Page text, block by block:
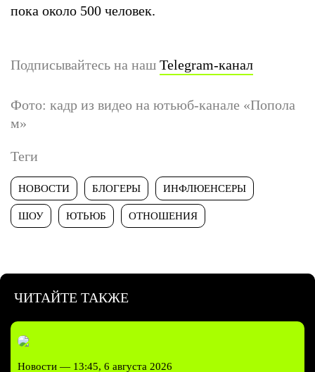
пока около 500 человек.
Подписывайтесь на наш Telegram-канал
Фото: кадр из видео на ютьюб-канале «Попола
м»
Теги
НОВОСТИ БЛОГЕРЫ ИНФЛЮЕНСЕРЫ
ШОУ ЮТЬЮБ ОТНОШЕНИЯ
ЧИТАЙТЕ ТАКЖЕ
Новости — 13:45, 6 августа 2026